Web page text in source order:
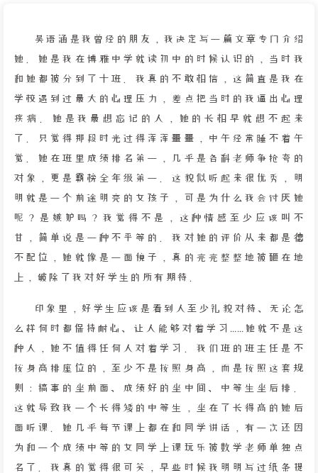
吴语涵是我曾经的朋友，我决定写一篇文章专门介绍
她。她是我在博雅中学就读初中的时候认识的，当时我
和她都被分到了十班。我真的不敢相信，这简直是我在
学校遇到过最大的心理压力，差点把当时的我逼出心理
疾病。她是我最想忘记的人，她的长相早就想不起来
了。只觉得那段时光过得浑浑噩噩，中午经常睡不着午
觉。她在班里成绩排名第一，几乎是各科老师争抢夸的
对象，更是霸榜全年级第一。这貌似听起来很优秀，明
明就是一个前途明亮的女孩子，可是为什么我会讨厌她
呢？是嫉妒吗？我觉得不是，这种情感至少应该叫不
甘，简单说是一种不平等的。我对她的评价从来都是德
不配位，她就像是一面镜子，真的完完整整地被砸在地
上，破除了我对好学生的所有期待。
印象里，好学生应该是看到人至少礼貌对待、无论怎
么样何时都保持耐心、让人能够对着学习……她就不是这
种人，她不值得任何人对着学习。我们班的班主任是不
按身高排座位的，至少不是按照身高，而是按照这套规
则：搞事的坐前面、成绩好的坐中间、中等生坐后排。
这就导致我一个长得矮的中等生，坐在了长得高的她后
面听课。她几乎每节课上都在和同学讲话，有一次还因
为和一个成绩中等的女同学上课玩乐被数学老师单独点
名了。我真的觉得很可笑，早些时候我明明写过纸条提